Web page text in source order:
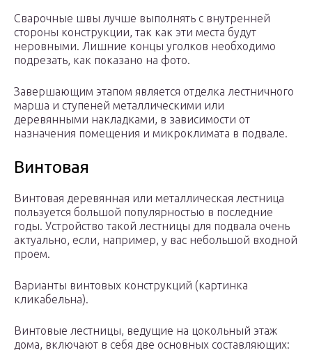
Сварочные швы лучше выполнять с внутренней
стороны конструкции, так как эти места будут
неровными. Лишние концы уголков необходимо
подрезать, как показано на фото.
Завершающим этапом является отделка лестничного
марша и ступеней металлическими или
деревянными накладками, в зависимости от
назначения помещения и микроклимата в подвале.
Винтовая
Винтовая деревянная или металлическая лестница
пользуется большой популярностью в последние
годы. Устройство такой лестницы для подвала очень
актуально, если, например, у вас небольшой входной
проем.
Варианты винтовых конструкций (картинка
кликабельна).
Винтовые лестницы, ведущие на цокольный этаж
дома, включают в себя две основных составляющих: